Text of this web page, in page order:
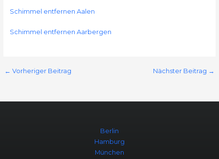
Schimmel entfernen Aalen
Schimmel entfernen Aarbergen
← Vorheriger Beitrag Nächster Beitrag →
Berlin
Hamburg
München